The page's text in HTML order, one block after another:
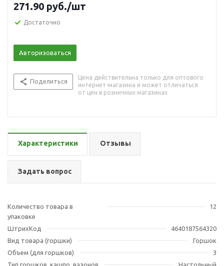
271.90 руб./шт
Достаточно
Авторизоваться
Поделиться
Цена действительна только для оптового
интернет-магазина и может отличаться
от цен в розничных магазинах
Характеристики Отзывы
Задать вопрос
Количество товара в
упаковке
12
ШтрихКод
4640187564320
Вид товара (горшки)
Горшок
Объем (для горшков)
3
Тип горшков, кашпо, вазонов
Настольный